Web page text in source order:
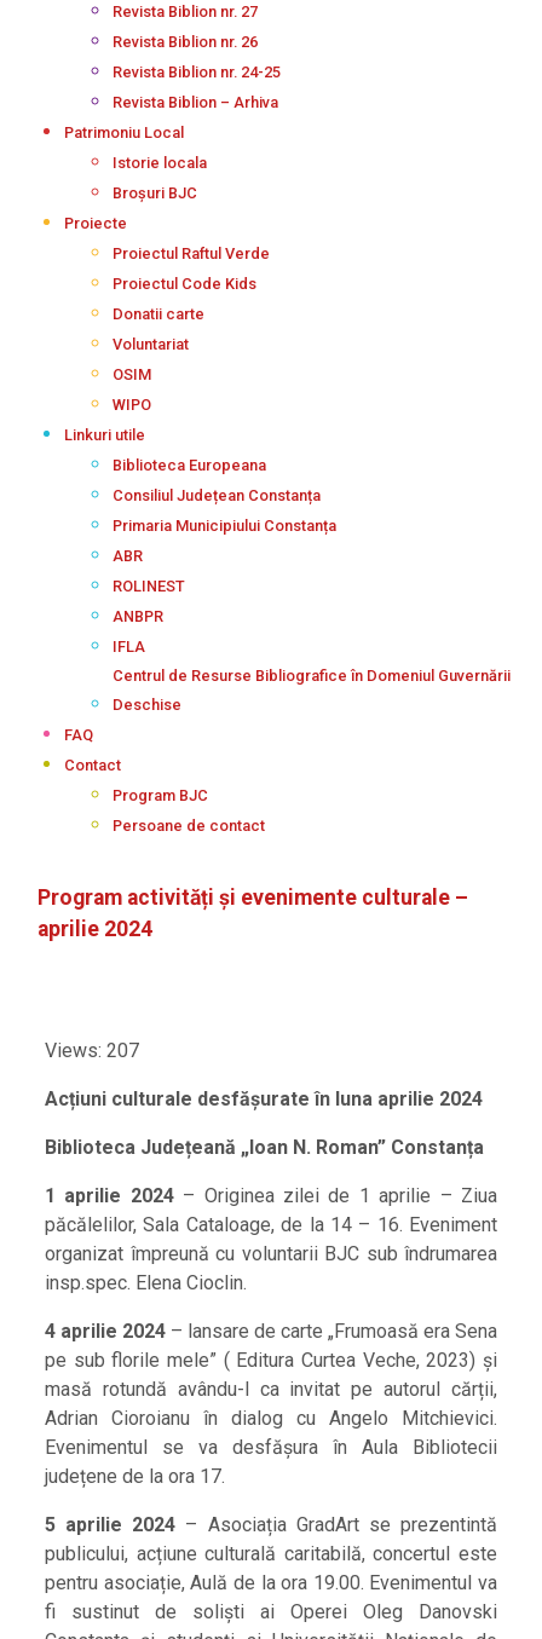
Revista Biblion nr. 27
Revista Biblion nr. 26
Revista Biblion nr. 24-25
Revista Biblion – Arhiva
Patrimoniu Local
Istorie locala
Broșuri BJC
Proiecte
Proiectul Raftul Verde
Proiectul Code Kids
Donatii carte
Voluntariat
OSIM
WIPO
Linkuri utile
Biblioteca Europeana
Consiliul Județean Constanța
Primaria Municipiului Constanța
ABR
ROLINEST
ANBPR
IFLA
Centrul de Resurse Bibliografice în Domeniul Guvernării
Deschise
FAQ
Contact
Program BJC
Persoane de contact
Program activități și evenimente culturale –
aprilie 2024
Views: 207
Acțiuni culturale desfășurate în luna aprilie 2024
Biblioteca Județeană „Ioan N. Roman” Constanța
1 aprilie 2024– Originea zilei de 1 aprilie – Ziua
păcălelilor, Sala Cataloage, de la 14 – 16. Eveniment
organizat împreună cu voluntarii BJC sub îndrumarea
insp.spec. Elena Cioclin.
4 aprilie 2024 – lansare de carte „Frumoasă era Sena
pe sub florile mele” ( Editura Curtea Veche, 2023) și
masă rotundă avându-l ca invitat pe autorul cărții,
Adrian Cioroianu în dialog cu Angelo Mitchievici.
Evenimentul se va desfășura în Aula Bibliotecii
județene de la ora 17.
5 aprilie 2024 – Asociația GradArt se prezentintă
publicului, acțiune culturală caritabilă, concertul este
pentru asociație, Aulă de la ora 19.00. Evenimentul va
fi sustinut de soliști ai Operei Oleg Danovski